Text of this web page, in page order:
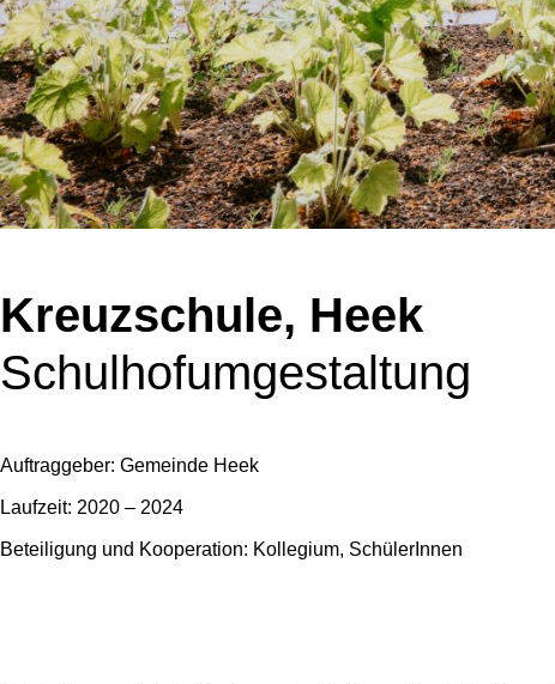
Kreuzschule, Heek
Schulhofumgestaltung
Auftraggeber: Gemeinde Heek
Laufzeit: 2020 – 2024
Beteiligung und Kooperation: Kollegium, SchülerInnen